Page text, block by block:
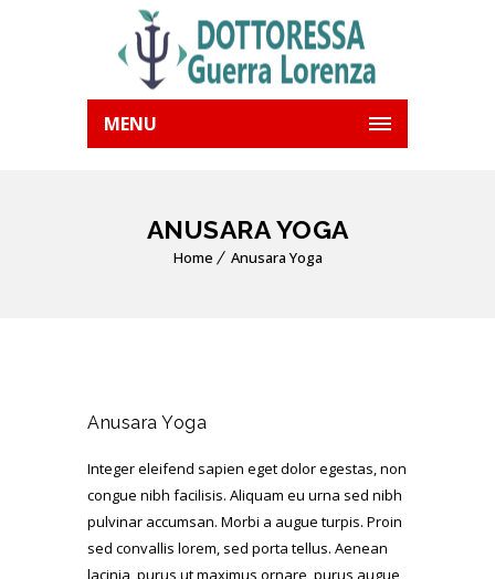
MENU
ANUSARA YOGA
Home Anusara Yoga
Anusara Yoga
Integer eleifend sapien eget dolor egestas, non
congue nibh facilisis. Aliquam eu urna sed nibh
pulvinar accumsan. Morbi a augue turpis. Proin
sed convallis lorem, sed porta tellus. Aenean
lacinia, purus ut maximus ornare, purus augue